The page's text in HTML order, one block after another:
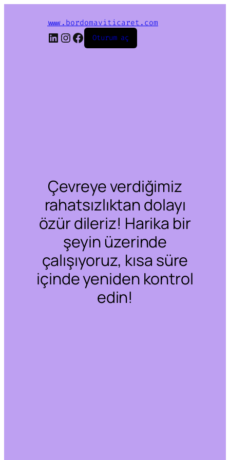
www.bordomaviticaret.com
LinkedIn
Instagram
Facebook
Oturum aç
Çevreye verdiğimiz
rahatsızlıktan dolayı
özür dileriz! Harika bir
şeyin üzerinde
çalışıyoruz, kısa süre
içinde yeniden kontrol
edin!